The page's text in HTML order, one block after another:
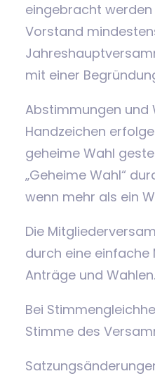
eingebracht
Vorstand
mit einer
Abstimmungen und
Handzeichen
geheime Wahl
„Geheime Wahl“
wenn mehr als ein
Die
durch eine einfache
Anträge und Wahlen.
Bei
Stimme des